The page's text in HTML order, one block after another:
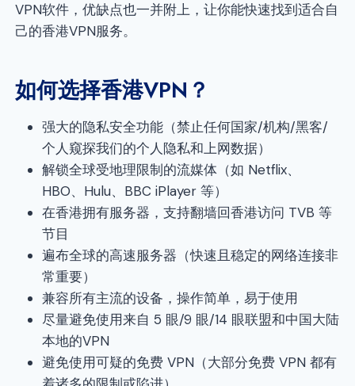
VPN软件，优缺点也一并附上，让你能快速找到适合自
己的香港VPN服务。
如何选择香港VPN？
强大的隐私安全功能（禁止任何国家/机构/黑客/
个人窥探我们的个人隐私和上网数据）
解锁全球受地理限制的流媒体（如 Netflix、
HBO、Hulu、BBC iPlayer 等）
在香港拥有服务器，支持翻墙回香港访问 TVB 等
节目
遍布全球的高速服务器（快速且稳定的网络连接非
常重要）
兼容所有主流的设备，操作简单，易于使用
尽量避免使用来自 5 眼/9 眼/14 眼联盟和中国大陆
本地的VPN
避免使用可疑的免费 VPN（大部分免费 VPN 都有